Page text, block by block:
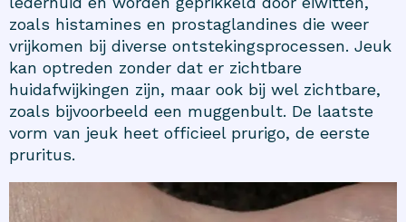
zoals histamines en prostaglandines die weer
vrijkomen bij diverse ontstekingsprocessen. Jeuk
kan optreden zonder dat er zichtbare
huidafwijkingen zijn, maar ook bij wel zichtbare,
zoals bijvoorbeeld een muggenbult. De laatste
vorm van jeuk heet officieel prurigo, de eerste
pruritus.